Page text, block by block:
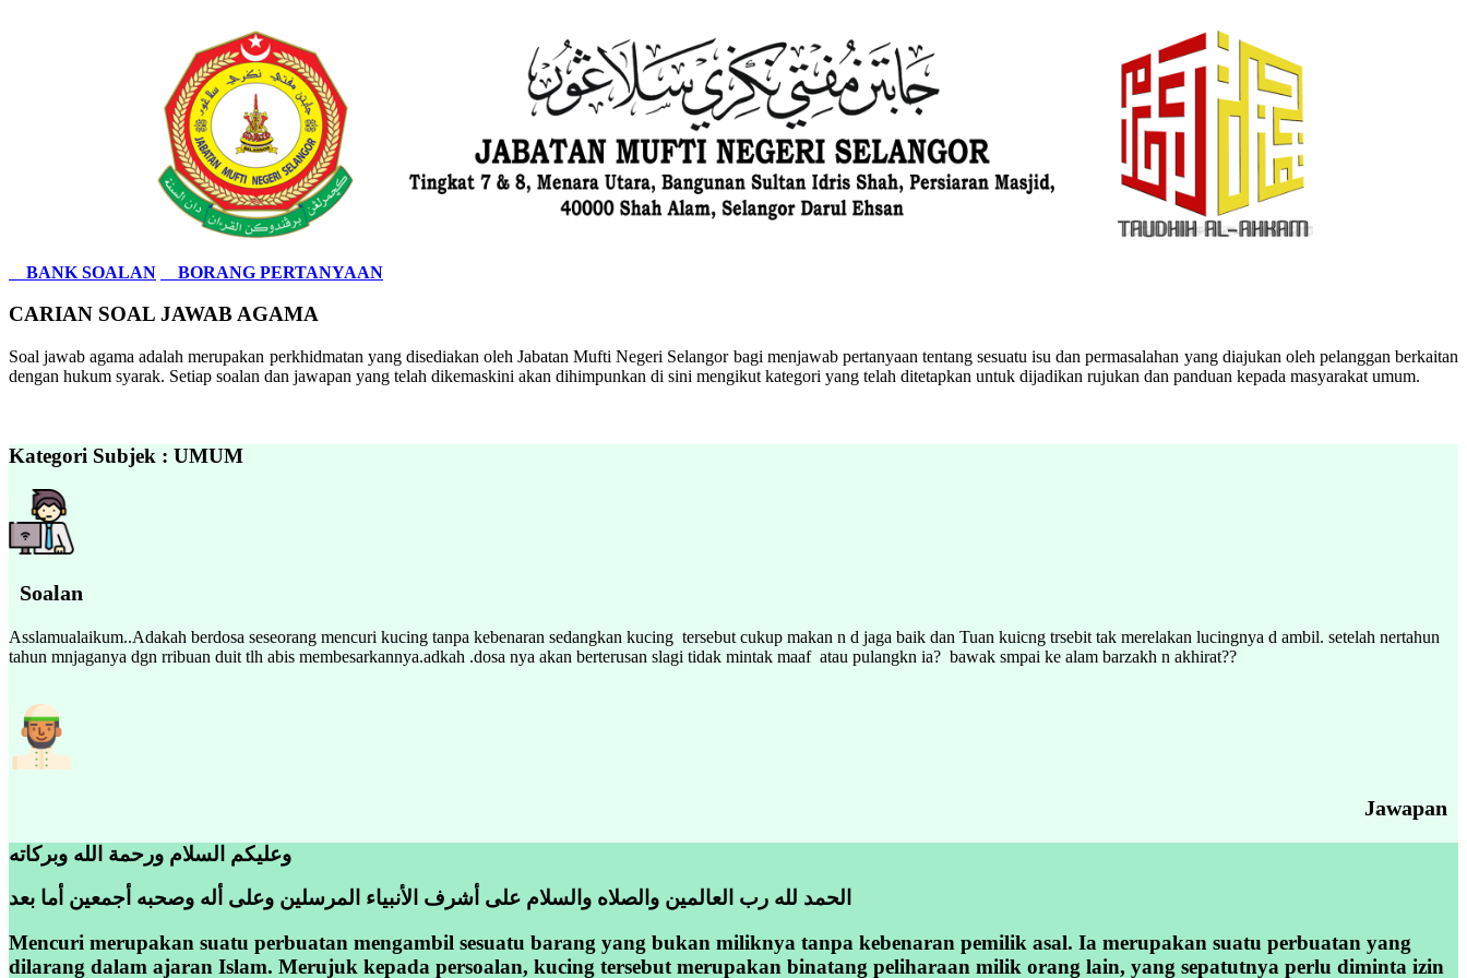
BANK SOALAN BORANG PERTANYAAN
CARIAN SOAL JAWAB AGAMA
Soal jawab agama adalah merupakan perkhidmatan yang disediakan oleh Jabatan Mufti Negeri Selangor bagi menjawab pertanyaan tentang sesuatu isu dan permasalahan yang diajukan oleh pelanggan berkaitan
dengan hukum syarak. Setiap soalan dan jawapan yang telah dikemaskini akan dihimpunkan di sini mengikut kategori yang telah ditetapkan untuk dijadikan rujukan dan panduan kepada masyarakat umum.
Kategori Subjek : UMUM
Soalan
Asslamualaikum..Adakah berdosa seseorang mencuri kucing tanpa kebenaran sedangkan kucing tersebut cukup makan n d jaga baik dan Tuan kuicng trsebit tak merelakan lucingnya d ambil. setelah nertahun
tahun mnjaganya dgn rribuan duit tlh abis membesarkannya.adkah .dosa nya akan berterusan slagi tidak mintak maaf atau pulangkn ia? bawak smpai ke alam barzakh n akhirat??
Jawapan
الحمد لله رب العالمين والصلاه والسلام على أشرف الأنبياء المرسلين وعلى أله وصحبه أجمعين أما بعد
Mencuri merupakan suatu perbuatan mengambil sesuatu barang yang bukan miliknya tanpa kebenaran pemilik asal. Ia merupakan suatu perbuatan yang
dilarang dalam ajaran Islam. Merujuk kepada persoalan, kucing tersebut merupakan binatang peliharaan milik orang lain, yang sepatutnya perlu diminta izin